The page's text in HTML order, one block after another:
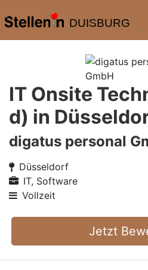
DUISBURG
IT Onsite
d) in
digatus personal
Düsseldorf
IT, Software
Vollzeit
Jetzt